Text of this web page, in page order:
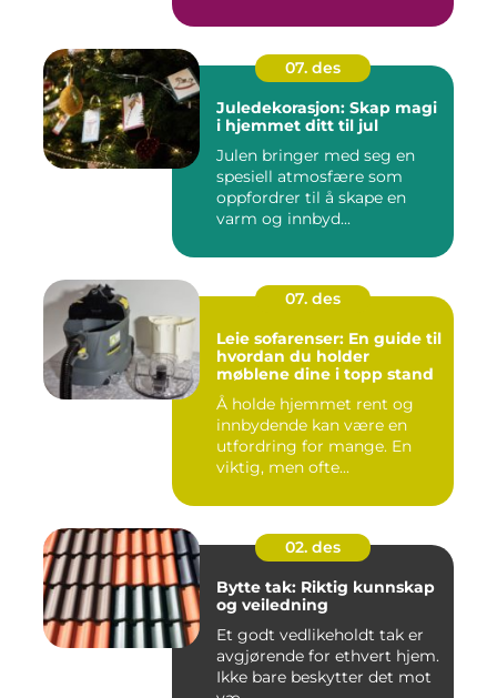
07. des
Juledekorasjon: Skap magi
i hjemmet ditt til jul
Julen bringer med seg en
spesiell atmosfære som
oppfordrer til å skape en
varm og innbyd...
07. des
Leie sofarenser: En guide til
hvordan du holder
møblene dine i topp stand
Å holde hjemmet rent og
innbydende kan være en
utfordring for mange. En
viktig, men ofte...
02. des
Bytte tak: Riktig kunnskap
og veiledning
Et godt vedlikeholdt tak er
avgjørende for ethvert hjem.
Ikke bare beskytter det mot